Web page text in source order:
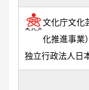
文化庁文化
化推進事業）
独立行政法人日